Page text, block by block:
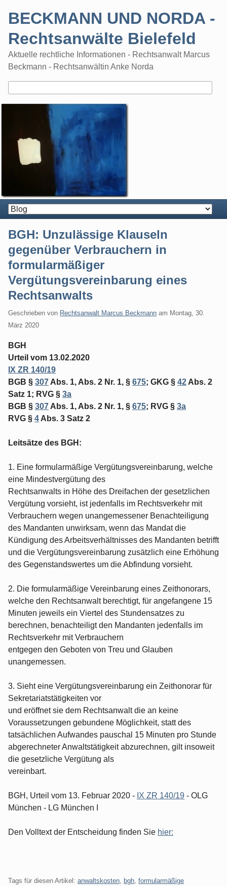
BECKMANN UND NORDA -
Rechtsanwälte Bielefeld
Aktuelle rechtliche Informationen - Rechtsanwalt Marcus
Beckmann - Rechtsanwältin Anke Norda
BGH: Unzulässige Klauseln
gegenüber Verbrauchern in
formularmäßiger
Vergütungsvereinbarung eines
Rechtsanwalts
Geschrieben von Rechtsanwalt Marcus Beckmann am Montag, 30.
März 2020
BGH
Urteil vom 13.02.2020
IX ZR 140/19
BGB § 307 Abs. 1, Abs. 2 Nr. 1, § 675; GKG § 42 Abs. 2
Satz 1; RVG § 3a
BGB § 307 Abs. 1, Abs. 2 Nr. 1, § 675; RVG § 3a
RVG § 4 Abs. 3 Satz 2
Leitsätze des BGH:
1. Eine formularmäßige Vergütungsvereinbarung, welche
eine Mindestvergütung des
Rechtsanwalts in Höhe des Dreifachen der gesetzlichen
Vergütung vorsieht, ist jedenfalls im Rechtsverkehr mit
Verbrauchern wegen unangemessener Benachteiligung
des Mandanten unwirksam, wenn das Mandat die
Kündigung des Arbeitsverhältnisses des Mandanten betrifft
und die Vergütungsvereinbarung zusätzlich eine Erhöhung
des Gegenstandswertes um die Abfindung vorsieht.
2. Die formularmäßige Vereinbarung eines Zeithonorars,
welche den Rechtsanwalt berechtigt, für angefangene 15
Minuten jeweils ein Viertel des Stundensatzes zu
berechnen, benachteiligt den Mandanten jedenfalls im
Rechtsverkehr mit Verbrauchern
entgegen den Geboten von Treu und Glauben
unangemessen.
3. Sieht eine Vergütungsvereinbarung ein Zeithonorar für
Sekretariatstätigkeiten vor
und eröffnet sie dem Rechtsanwalt die an keine
Voraussetzungen gebundene Möglichkeit, statt des
tatsächlichen Aufwandes pauschal 15 Minuten pro Stunde
abgerechneter Anwaltstätigkeit abzurechnen, gilt insoweit
die gesetzliche Vergütung als
vereinbart.
BGH, Urteil vom 13. Februar 2020 - IX ZR 140/19 - OLG
München - LG München I
Den Volltext der Entscheidung finden Sie hier:
Tags für diesen Artikel: anwaltskosten bgh formularmäßige